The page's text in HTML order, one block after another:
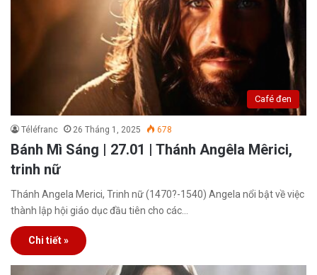
Café đen
Téléfranc 26 Tháng 1, 2025 678
Bánh Mì Sáng | 27.01 | Thánh Angêla Mêrici,
trinh nữ
Thánh Angela Merici, Trinh nữ (1470?-1540) Angela nổi bật về việc
thành lập hội giáo dục đầu tiên cho các…
Chi tiết »